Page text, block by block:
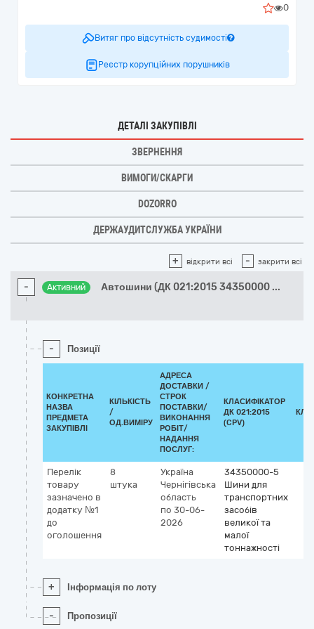
0
Витяг про відсутність судимості
Реєстр корупційних порушників
ДЕТАЛІ ЗАКУПІВЛІ
ЗВЕРНЕННЯ
ВИМОГИ/СКАРГИ
DOZORRO
ДЕРЖАУДИТСЛУЖБА УКРАЇНИ
+ відкрити всі - закрити всі
- Активний Автошини (ДК 021:2015 34350000 ...
- Позиції
КОНКРЕТНА
НАЗВА
ПРЕДМЕТА
ЗАКУПІВЛІ
КІЛЬКІСТЬ
/
ОД.ВИМІРУ
АДРЕСА
ДОСТАВКИ /
СТРОК
ПОСТАВКИ/
ВИКОНАННЯ
РОБІТ/
НАДАННЯ
ПОСЛУГ:
КЛАСИФІКАТОР
ДК 021:2015
(CPV)
Перелік
товару
зазначено в
додатку №1
до
оголошення
8
штука
Україна
Чернігівська
область
по 30-06-
2026
34350000-5
Шини для
транспортних
засобів
великої та
малої
тоннажності
+ Інформація по лоту
- Пропозиції